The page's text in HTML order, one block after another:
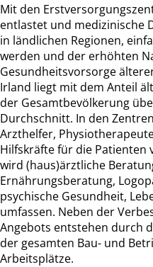
Mit den
entlastet und medizinische
in ländlichen Regionen,
werden und der erhöhten
Gesundheitsvorsorge
Irland liegt mit dem Anteil
der Gesamtbevölkerung
Durchschnitt. In den
Arzthelfer,
Hilfskräfte für die Patienten
wird (haus)ärztliche
Ernährungsberatung,
psychische Gesundheit,
umfassen. Neben der
Angebots entstehen durch
der gesamten Bau- und
Arbeitsplätze.